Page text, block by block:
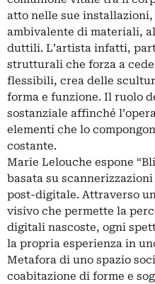
atto nelle sue
ambivalente di materiali,
duttili. L’artista infatti,
strutturali che forza a
flessibili, crea delle
forma e funzione. Il ruolo
sostanziale affinché
elementi che lo
costante.
Marie Lelouche espone
basata su
post-digitale. Attraverso
visivo che permette la
digitali nascoste, ogni
la propria esperienza in
Metafora di uno spazio
coabitazione di forme e